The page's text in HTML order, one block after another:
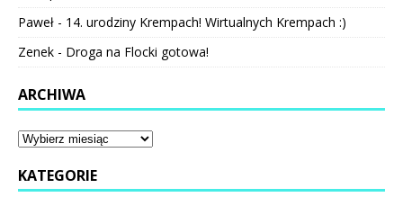
Paweł - 14. urodziny Krempach! Wirtualnych Krempach :)
Zenek - Droga na Flocki gotowa!
ARCHIWA
KATEGORIE